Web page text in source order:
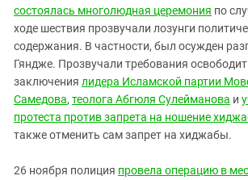
состоялась многолюдная церемония по
ходе шествия прозвучали лозунги
содержания. В частности, был осужден
Гяндже. Прозвучали требования
заключения лидера Исламской партии
Самедова, теолога Абгюля Сулейманова и
протеста против запрета на ношение
также отменить сам запрет на хиджабы.
26 ноября полиция провела операцию в